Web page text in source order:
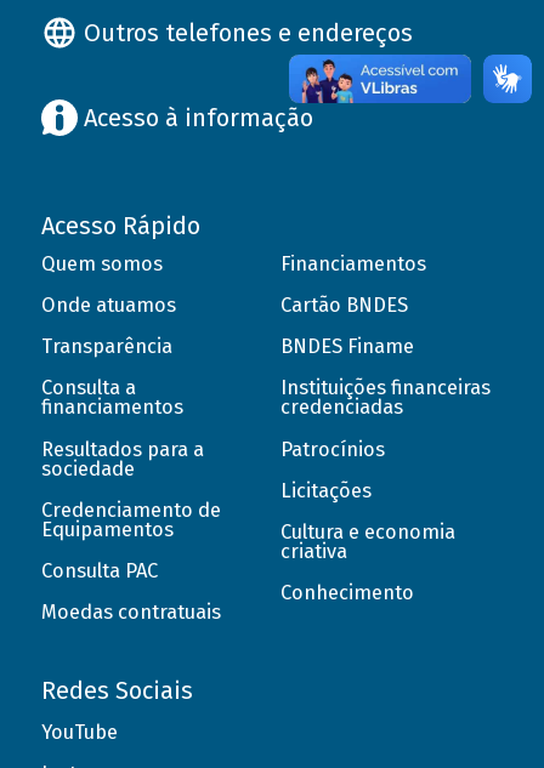
Outros telefones e endereços
Acesso à informação
Acesso Rápido
Quem somos
Onde atuamos
Transparência
Consulta a
financiamentos
Resultados para a
sociedade
Credenciamento de
Equipamentos
Consulta PAC
Moedas contratuais
Financiamentos
Cartão BNDES
BNDES Finame
Instituições financeiras
credenciadas
Patrocínios
Licitações
Cultura e economia
criativa
Conhecimento
Redes Sociais
YouTube